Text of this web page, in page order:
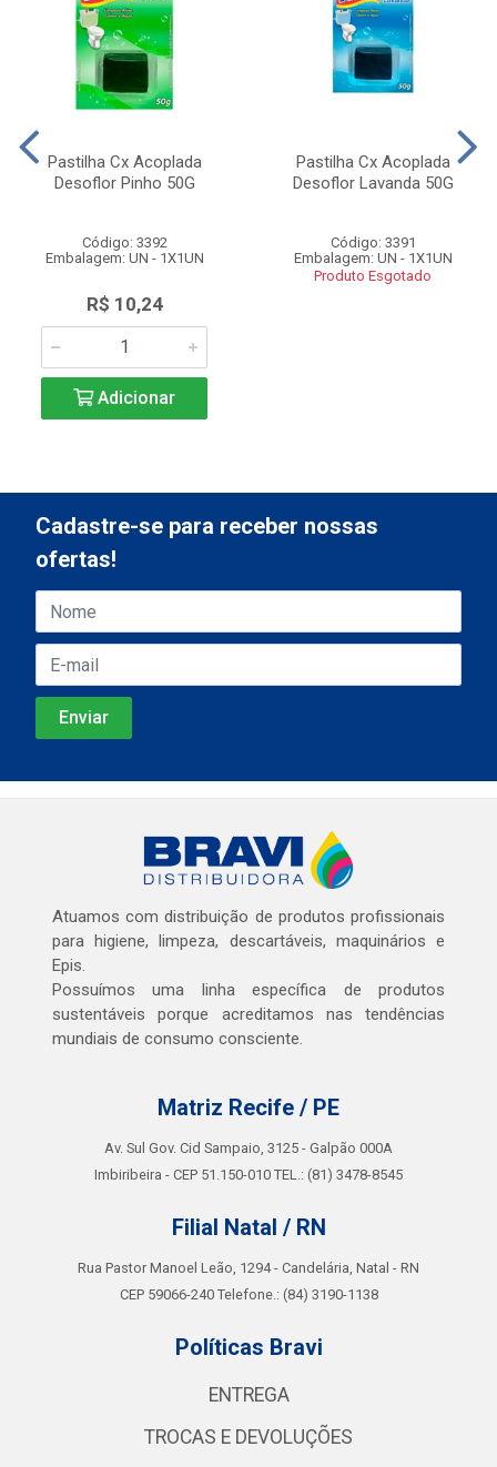
Pastilha Cx Acoplada
Desoflor Pinho 50G
Código: 3392
Embalagem: UN - 1X1UN
R$ 10,24
Adicionar
Pastilha Cx Acoplada
Desoflor Lavanda 50G
Código: 3391
Embalagem: UN - 1X1UN
Produto Esgotado
Cadastre-se para receber nossas
ofertas!
Atuamos com distribuição de produtos profissionais
para higiene, limpeza, descartáveis, maquinários e
Epis.
Possuímos uma linha específica de produtos
sustentáveis porque acreditamos nas tendências
mundiais de consumo consciente.
Matriz Recife / PE
Av. Sul Gov. Cid Sampaio, 3125 - Galpão 000A
Imbiribeira - CEP 51.150-010 TEL.: (81) 3478-8545
Filial Natal / RN
Rua Pastor Manoel Leão, 1294 - Candelária, Natal - RN
CEP 59066-240 Telefone.: (84) 3190-1138
Políticas Bravi
ENTREGA
TROCAS E DEVOLUÇÕES